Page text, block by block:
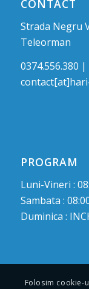
CONTACT
Strada Negru
Teleorman
0374.556.380 |
PROGRAM
Luni-Vineri :
Sambata :
Duminica :
Folosim cookie-